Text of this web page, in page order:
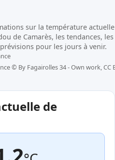
sur la température actuelle
de Camarès, les tendances, les
pour les jours à venir.
© By Fagairolles 34 - Own work, CC
de